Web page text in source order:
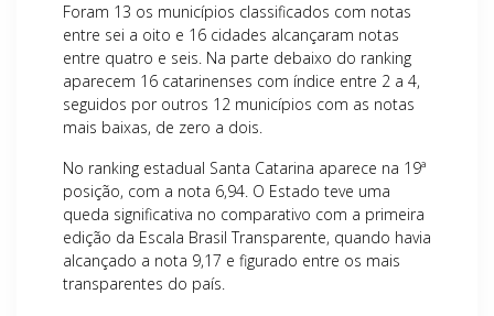
Foram 13 os municípios classificados com notas
entre sei a oito e 16 cidades alcançaram notas
entre quatro e seis. Na parte debaixo do ranking
aparecem 16 catarinenses com índice entre 2 a 4,
seguidos por outros 12 municípios com as notas
mais baixas, de zero a dois.
No ranking estadual Santa Catarina aparece na 19ª
posição, com a nota 6,94. O Estado teve uma
queda significativa no comparativo com a primeira
edição da Escala Brasil Transparente, quando havia
alcançado a nota 9,17 e figurado entre os mais
transparentes do país.